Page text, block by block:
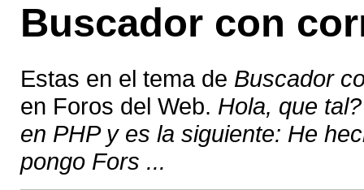
Buscador con
Estas en el tema de Buscador
en Foros del Web. Hola, que
en PHP y es la siguiente: He
pongo Fors ...